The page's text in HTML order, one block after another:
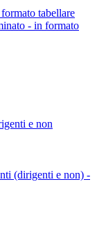
tabellare
- in formato
e non
(dirigenti e non) -